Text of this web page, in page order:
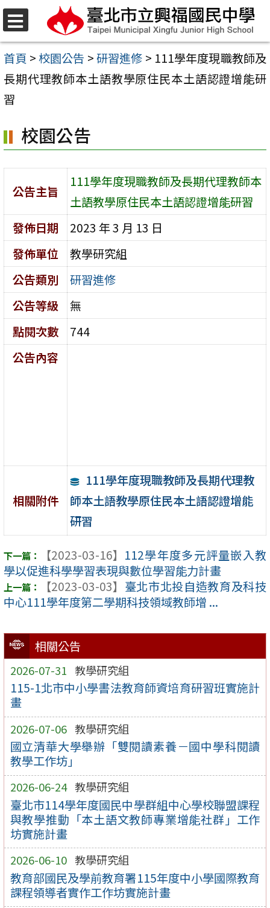
選
單
跳
至
主
要
內
區
首頁 >校園公告 >研習進修 > 111學年度現職教師及
長期代理教師本土語教學原住民本土語認證增能研
習
相關公告
2026-07-31 教學研究組
115-1北市中小學書法教育師資培育研習班實施計
畫
2026-07-06 教學研究組
國立清華大學舉辦「雙閱讀素養－國中學科閱讀
教學工作坊」
2026-06-24 教學研究組
臺北市114學年度國民中學群組中心學校聯盟課程
與教學推動「本土語文教師專業增能社群」工作
坊實施計畫
2026-06-10 教學研究組
教育部國民及學前教育署115年度中小學國際教育
課程領導者實作工作坊實施計畫
校園公告
公告主旨
111學年度現職教師及長期代理教師本
土語教學原住民本土語認證增能研習
發佈日期
2023 年 3 月 13 日
發佈單位
教學研究組
公告類別
研習進修
公告等級
無
點閱次數
744
公告內容
相關附件
111學年度現職教師及長期代理教
師本土語教學原住民本土語認證增能
研習
【2023-03-16】 112學年度多元評量嵌入教
學以促進科學學習表現與數位學習能力計畫
【2023-03-03】 臺北市北投自造教育及科技
中心111學年度第二學期科技領域教師增 ...